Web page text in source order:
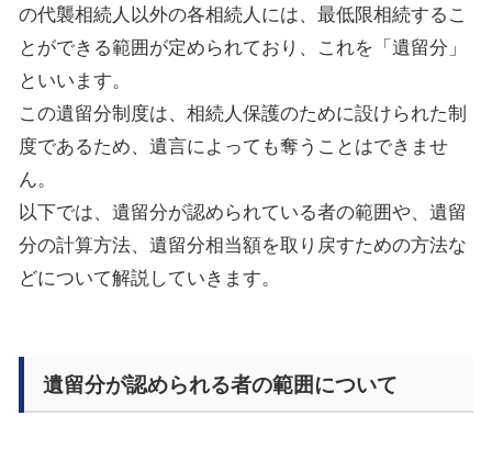
の代襲相続人以外の各相続人には、最低限相続するこ
とができる範囲が定められており、これを「遺留分」
といいます。
この遺留分制度は、相続人保護のために設けられた制
度であるため、遺言によっても奪うことはできませ
ん。
以下では、遺留分が認められている者の範囲や、遺留
分の計算方法、遺留分相当額を取り戻すための方法な
どについて解説していきます。
遺留分が認められる者の範囲について